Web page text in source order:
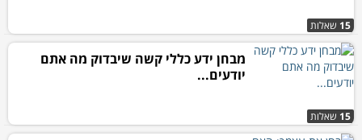
15 שאלות
15 שאלות
מבחן ידע כללי קשה שיבדוק מה אתם
יודעים...